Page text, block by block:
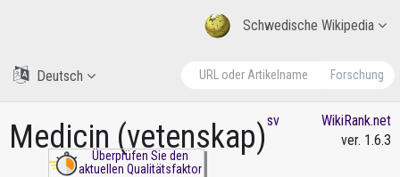
Schwedische Wikipedia
Forschung
Deutsch
Medicin (vetenskap)sv
Überprüfen Sie den
aktuellen Qualitätsfaktor
WikiRank.net
ver. 1.6.3